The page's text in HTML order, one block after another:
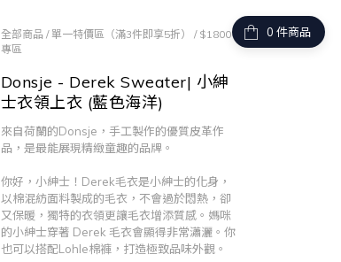
件商品
全部商品 /單一特價區（滿3件即享5折） / $1800
專區
Donsje - Derek Sweater| 小紳
士衣領上衣 (藍色海洋)
來自荷蘭的Donsje，手工製作的優質皮革作
品，是最能展現精緻童趣的品牌。
你好，小紳士！Derek毛衣是小紳士的化身，
以棉混紡面料製成的毛衣，不會過於悶熱，卻
又保暖，獨特的衣領更讓毛衣增添質感。媽咪
的小紳士穿著 Derek 毛衣會顯得非常瀟灑。你
也可以搭配Lohle棉褲，打造極致品味外觀。